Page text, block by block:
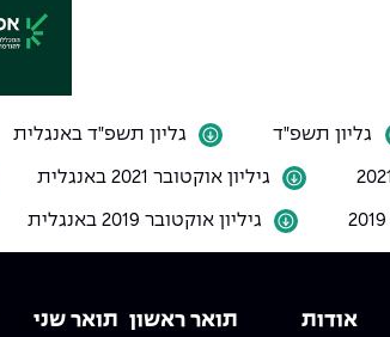
גליון תשפ"ד גליון תשפ"ד באנגלית
גיליון אוקטובר 2021 באנגלית
גיליון אוקטובר 2019 באנגלית
אודות תואר ראשון תואר שני